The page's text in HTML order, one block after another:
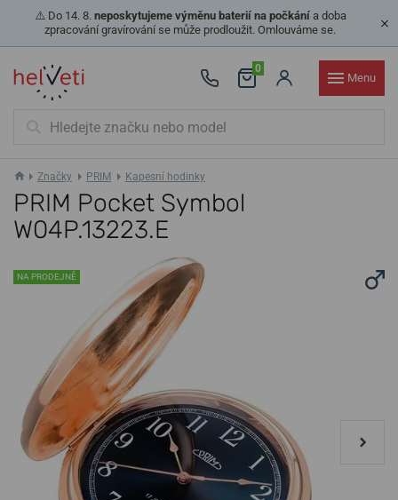
⚠️ Do 14. 8. neposkytujeme výměnu baterií na počkánía doba
zpracování gravírování se může prodloužit. Omlouváme se.
0
Menu
Značky PRIM Kapesní hodinky
PRIM Pocket Symbol
W04P.13223.E
NA PRODEJNĚ